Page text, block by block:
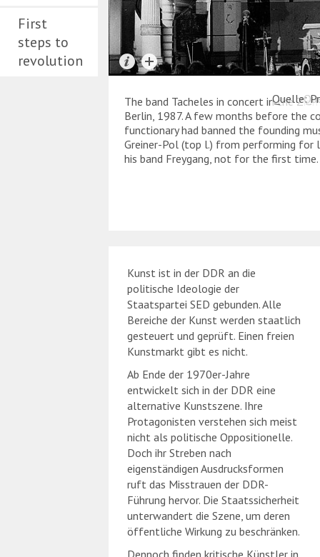
First
steps to
revolution
The band Tacheles in concert in the
Berlin, 1987. A few months before the
functionary had banned the founding
Greiner-Pol (top l.) from performing for
his band Freygang, not for the first time.
Quelle:
Kunst ist in der DDR an die
politische Ideologie der
Staatspartei SED gebunden. Alle
Bereiche der Kunst werden staatlich
gesteuert und geprüft. Einen freien
Kunstmarkt gibt es nicht.
Ab Ende der 1970er-Jahre
entwickelt sich in der DDR eine
alternative Kunstszene. Ihre
Protagonisten verstehen sich meist
nicht als politische Oppositionelle.
Doch ihr Streben nach
eigenständigen Ausdrucksformen
ruft das Misstrauen der DDR-
Führung hervor. Die Staatssicherheit
unterwandert die Szene, um deren
öffentliche Wirkung zu beschränken.
Dennoch finden kritische Künstler in